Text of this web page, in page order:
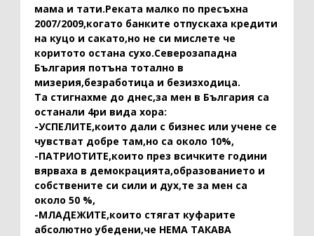
мама и тати.Реката малко по пресъхна
2007/2009,когато банките отпускаха кредити
на куцо и сакато,но не си мислете че
коритото остана сухо.Северозападна
България потъна тотално в
мизерия,безработица и безизходица.
Та стигнахме до днес,за мен в България са
останали 4ри вида хора:
-УСПЕЛИТЕ,които дали с бизнес или учене се
чувстват добре там,но са около 10%,
-ПАТРИОТИТЕ,които през всичките години
вярваха в демокрацията,образованието и
собствените си сили и дух,те за мен са
около 50 %,
-МЛАДЕЖИТЕ,които стягат куфарите
абсолютно убедени,че НЕМА ТАКАВА